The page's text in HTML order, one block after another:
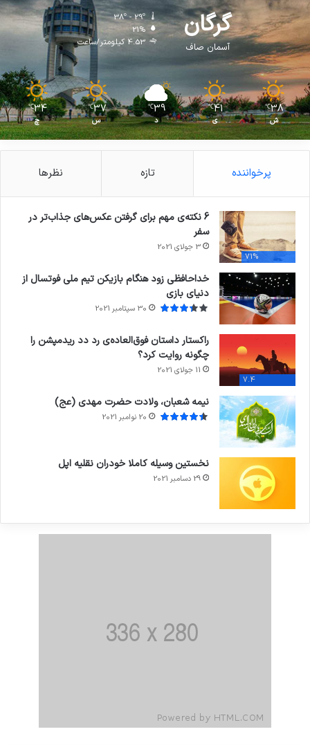
گرگان
آسمان صاف
38º - 29º
21%
4.53 کیلومتر/ساعت
38
℃
ش
41
℃
ی
39
℃
د
37
℃
س
34
℃
چ
پرخواننده تازه نظرها
71%
6 نکته‌ی مهم برای گرفتن عکس‌های جذاب‌تر در
سفر
3 جولای 2021
خداحافظی زود هنگام بازیکن تیم ملی فوتسال از
دنیای بازی
30 سپتامبر 2021
7.4
راکستار داستان فوق‌العاده‌ی رد دد ریدمپشن را
چگونه روایت کرد؟
11 جولای 2021
نیمه شعبان، ولادت حضرت مهدی (عج)
20 نوامبر 2021
نخستین وسیله کاملا خودران نقلیه اپل
29 دسامبر 2021